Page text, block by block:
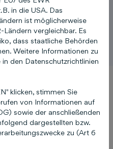
in die USA. Das
ist möglicherweise
vergleichbar. Es
dass staatliche Behörden
Weitere Informationen zu
den Datenschutzrichtlinien
klicken, stimmen Sie
von Informationen auf
sowie der anschließenden
dargestellten bzw.
zu (Art 6